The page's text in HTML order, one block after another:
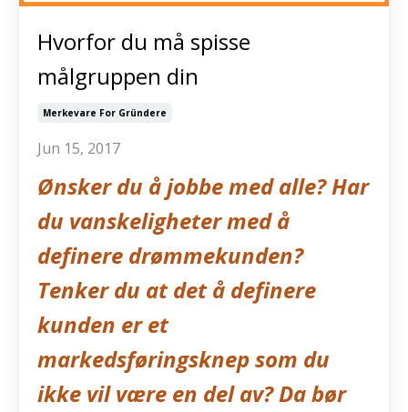
Hvorfor du må spisse
målgruppen din
Merkevare For Gründere
Jun 15, 2017
Ønsker du å jobbe med alle? Har
du vanskeligheter med å
definere drømmekunden?
Tenker du at det å definere
kunden er et
markedsføringsknep som du
ikke vil være en del av? Da bør